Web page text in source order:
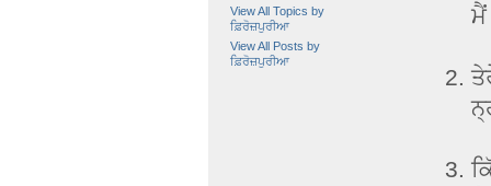
View All Topics by
ਫ਼ਿਰੋਜ਼ਪੁਰੀਆ
View All Posts by
ਫ਼ਿਰੋਜ਼ਪੁਰੀਆ
ਮੈਂ